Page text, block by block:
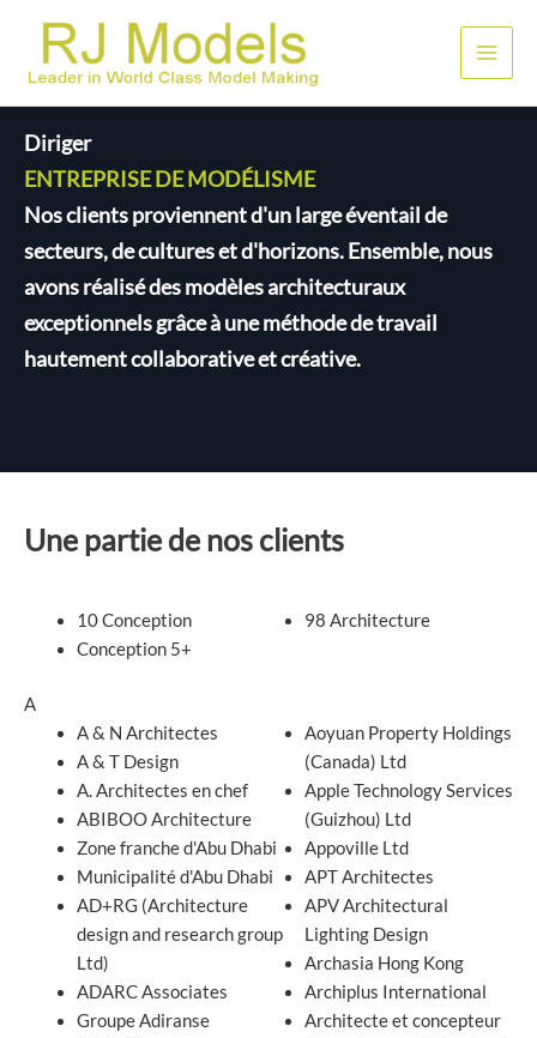
contenu
Diriger
ENTREPRISE DE MODÉLISME
Nos clients proviennent d'un large éventail de
secteurs, de cultures et d'horizons. Ensemble, nous
avons réalisé des modèles architecturaux
exceptionnels grâce à une méthode de travail
hautement collaborative et créative.
Une partie de nos clients
10 Conception
Conception 5+
98 Architecture
A
A & N Architectes
A & T Design
A. Architectes en chef
ABIBOO Architecture
Zone franche d'Abu Dhabi
Municipalité d'Abu Dhabi
AD+RG (Architecture
design and research group
Ltd)
ADARC Associates
Groupe Adiranse
Aoyuan Property Holdings
(Canada) Ltd
Apple Technology Services
(Guizhou) Ltd
Appoville Ltd
APT Architectes
APV Architectural
Lighting Design
Archasia Hong Kong
Archiplus International
Architecte et concepteur